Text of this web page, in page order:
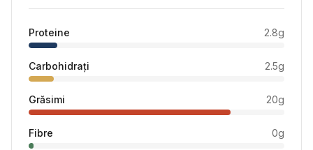
Proteine 2.8g
Carbohidrați 2.5g
Grăsimi 20g
Fibre 0g